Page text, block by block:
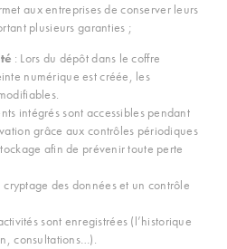
aux entreprises de conserver leurs
plusieurs garanties ;
: Lors du dépôt dans le coffre
numérique est créée, les
intégrés sont accessibles pendant
grâce aux contrôles périodiques
afin de prévenir toute perte
cryptage des données et un contrôle
sont enregistrées (l’historique
consultations…).